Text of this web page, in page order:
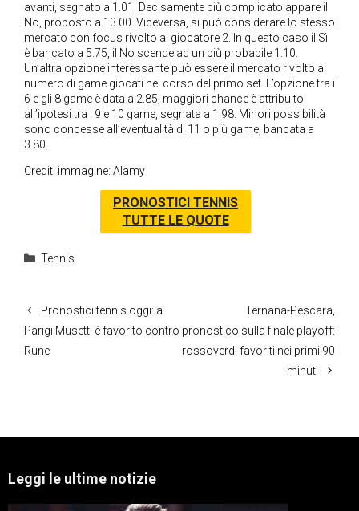
avanti, segnato a 1.01. Decisamente più complicato appare il
No, proposto a 13.00. Viceversa, si può considerare lo stesso
mercato con focus rivolto al giocatore 2. In questo caso il Sì
è bancato a 5.75, il No scende ad un più probabile 1.10.
Un’altra opzione interessante può essere il mercato rivolto al
numero di game giocati nel corso del primo set. L’opzione tra i
6 e gli 8 game è data a 2.85, maggiori chance è attribuito
all’ipotesi tra i 9 e 10 game, segnata a 1.98. Minori possibilità
sono concesse all’eventualità di 11 o più game, bancata a
3.80.
Crediti immagine: Alamy
PRONOSTICI TENNIS
TUTTE LE QUOTE
Categorie
Tennis
Pronostici tennis oggi: a
Parigi Musetti è favorito contro
Rune
Ternana-Pescara,
pronostico sulla finale playoff:
rossoverdi favoriti nei primi 90
minuti
Leggi le ultime notizie